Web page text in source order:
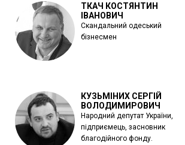
ТКАЧ КОСТЯНТИН
ІВАНОВИЧ
Скандальний одеський
бізнесмен
КУЗЬМІНИХ СЕРГІЙ
ВОЛОДИМИРОВИЧ
Народний депутат України,
підприємець, засновник
благодійного фонду.